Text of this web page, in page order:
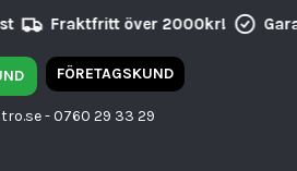
Fraktfritt över 2000kr!
FÖRETAGSKUND
- 0760 29 33 29